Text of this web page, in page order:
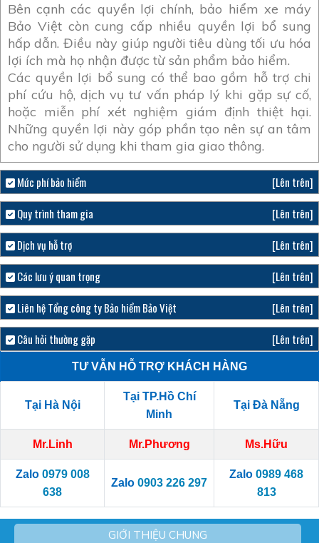
Bên cạnh các quyền lợi chính, bảo hiểm xe máy
Bảo Việt còn cung cấp nhiều quyền lợi bổ sung
hấp dẫn. Điều này giúp người tiêu dùng tối ưu hóa
lợi ích mà họ nhận được từ sản phẩm bảo hiểm.
Các quyền lợi bổ sung có thể bao gồm hỗ trợ chi
phí cứu hộ, dịch vụ tư vấn pháp lý khi gặp sự cố,
hoặc miễn phí xét nghiệm giám định thiệt hại.
Những quyền lợi này góp phần tạo nên sự an tâm
cho người sử dụng khi tham gia giao thông.
Mức phí bảo hiểm
[Lên trên]
Quy trình tham gia
[Lên trên]
Dịch vụ hỗ trợ
[Lên trên]
Các lưu ý quan trọng
[Lên trên]
Liên hệ Tổng công ty Bảo hiểm Bảo Việt
[Lên trên]
Câu hỏi thường gặp
[Lên trên]
TƯ VẪN HỖ TRỢ KHÁCH HÀNG
Tại Hà Nội
Tại TP.Hồ Chí
Minh
Tại Đà Nẵng
Mr.Linh Mr.Phương Ms.Hữu
Zalo 0979 008
638
Zalo 0903 226 297
Zalo 0989 468
813
GIỚI THIỆU CHUNG